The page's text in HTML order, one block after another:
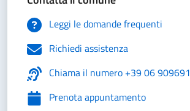
Leggi le domande frequenti
Richiedi assistenza
Chiama il numero +39 06 909691
Prenota appuntamento